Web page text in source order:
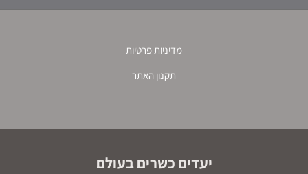
מדיניות פרטיות
תקנון האתר
יעדים כשרים בעולם